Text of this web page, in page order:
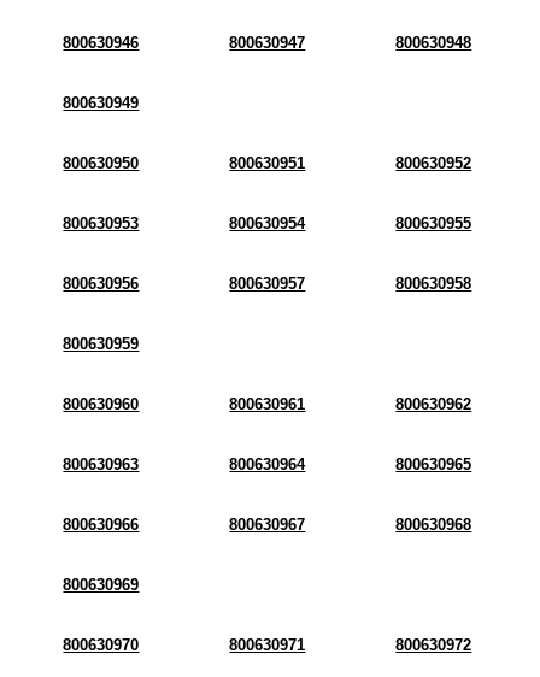
800630946 800630947 800630948
800630949
800630950 800630951 800630952
800630953 800630954 800630955
800630956 800630957 800630958
800630959
800630960 800630961 800630962
800630963 800630964 800630965
800630966 800630967 800630968
800630969
800630970 800630971 800630972